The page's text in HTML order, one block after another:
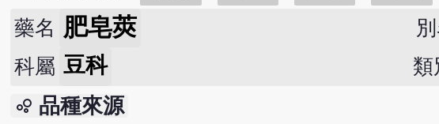
藥名 肥皂莢
科屬 豆科 類
bubble_chart 品種來源